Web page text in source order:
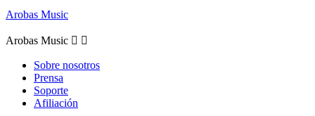
Arobas Music
Arobas Music  
Sobre nosotros
Prensa
Soporte
Afiliación